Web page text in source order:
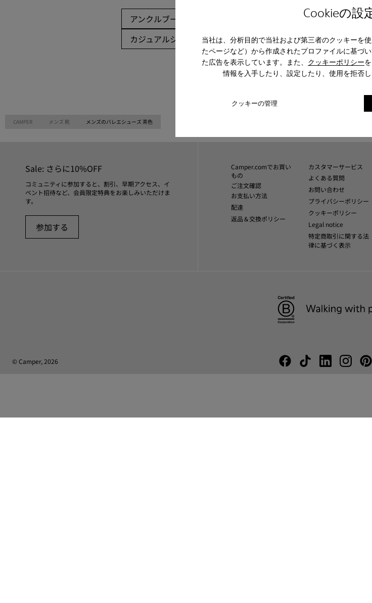
Cookieの設
当社は、分析目的で当社および第三者のクッキーを
たページなど）から作成されたプロファイルに基づ
た広告を表示しています。また、 クッキーポリシー
情報を入手したり、設定したり、使用を拒否
クッキーの管理
アンクルブーツ モカシン サ
カジュアルシューズ
スニーカー フォーマルシューズ
CAMPER メンズ 靴 メンズのバレエシューズ 茶色
Sale: さらに10%OFF
コミュニティに参加すると、割引、早期アクセス、イ
ベント招待など、会員限定特典をお楽しみいただけま
す。
参加する
Camper.comでお買い
もの
ご注文確認
お支払い方法
配達
返品＆交換ポリシー
カスタマーサービス
よくある質問
お問い合わせ
プライバシーポリシー
クッキーポリシー
Legal notice
特定商取引に関する法
律に基づく表示
© Camper, 2026